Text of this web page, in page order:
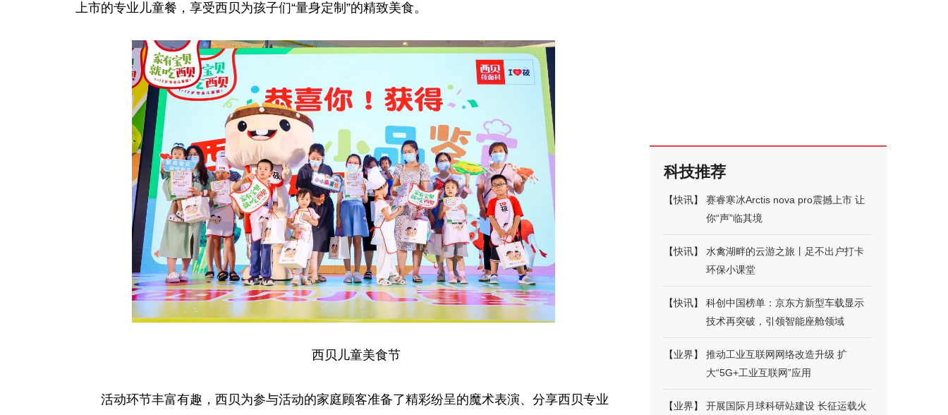
上市的专业儿童餐，享受西贝为孩子们“量身定制”的精致美食。
西贝儿童美食节
活动环节丰富有趣，西贝为参与活动的家庭顾客准备了精彩纷呈的魔术表演、分享西贝专业
科技推荐
【快讯】
赛睿寒冰Arctis nova pro震撼上市 让
你“声”临其境
【快讯】
水禽湖畔的云游之旅丨足不出户打卡
环保小课堂
【快讯】
科创中国榜单：京东方新型车载显示
技术再突破，引领智能座舱领域
【业界】
推动工业互联网网络改造升级 扩
大“5G+工业互联网”应用
【业界】
开展国际月球科研站建设 长征运载火